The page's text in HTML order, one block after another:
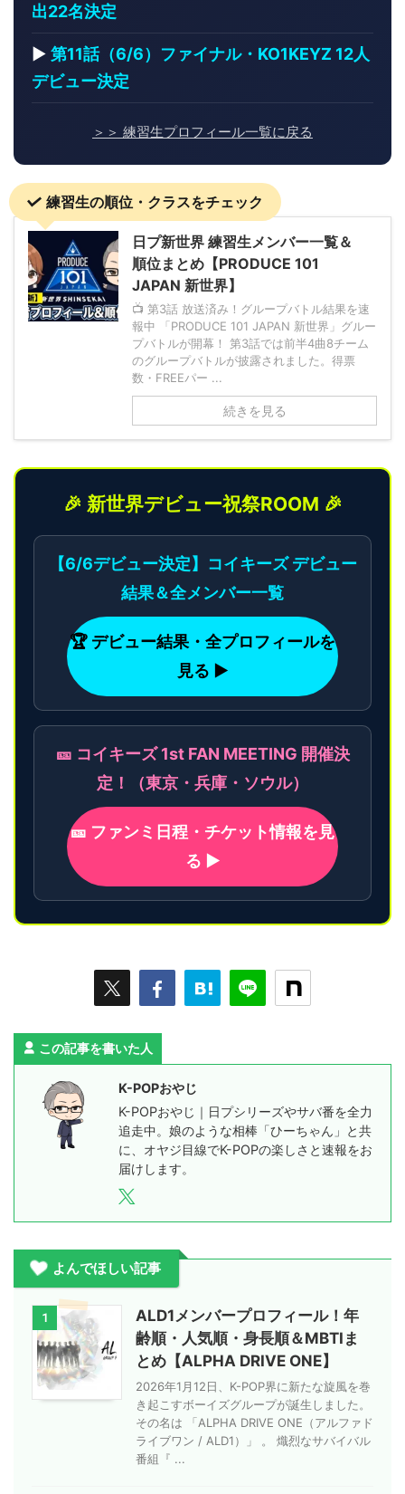
出22名決定
▶ 第11話（6/6）ファイナル・KO1KEYZ 12人
デビュー決定
＞＞ 練習生プロフィール一覧に戻る
練習生の順位・クラスをチェック
日プ新世界 練習生メンバー一覧＆
順位まとめ【PRODUCE 101
JAPAN 新世界】
📺 第3話 放送済み！グループバトル結果を速
報中 「PRODUCE 101 JAPAN 新世界」グルー
プバトルが開幕！ 第3話では前半4曲8チーム
のグループバトルが披露されました。得票
数・FREEパー ...
続きを見る
🎉 新世界デビュー祝祭ROOM 🎉
【6/6デビュー決定】コイキーズ デビュー
結果＆全メンバー一覧
🏆 デビュー結果・全プロフィールを
見る ▶
🎫 コイキーズ 1st FAN MEETING 開催決
定！（東京・兵庫・ソウル）
🎫 ファンミ日程・チケット情報を見
る ▶
この記事を書いた人
K-POPおやじ
K-POPおやじ｜日プシリーズやサバ番を全力
追走中。娘のような相棒「ひーちゃん」と共
に、オヤジ目線でK-POPの楽しさと速報をお
届けします。
よんでほしい記事
1
ALD1メンバープロフィール！年
齢順・人気順・身長順＆MBTIま
とめ【ALPHA DRIVE ONE】
2026年1月12日、K-POP界に新たな旋風を巻
き起こすボーイズグループが誕生しました。
その名は 「ALPHA DRIVE ONE（アルファド
ライブワン / ALD1）」 。 熾烈なサバイバル
番組『 ...